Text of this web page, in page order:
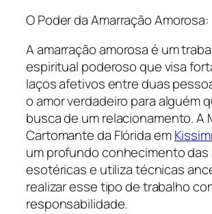
O Poder da Amarração Amorosa:
A amarração amorosa é um
espiritual poderoso que visa
laços afetivos entre duas
o amor verdadeiro para alguém
busca de um relacionamento. A
Cartomante da Flórida em
um profundo conhecimento das
esotéricas e utiliza técnicas
realizar esse tipo de trabalho
responsabilidade.